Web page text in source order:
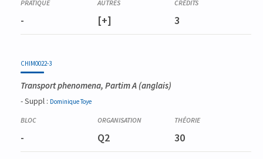
- [+] 3
CHIM0022-3
Transport phenomena, Partim A (anglais)
- Suppl : DominiqueToye
- Q2 30